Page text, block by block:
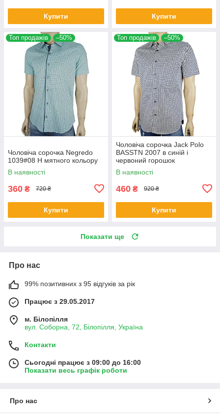
Купити Купити
Топ продажів –50%
Чоловіча сорочка Negredo
1039#08 Н мятного кольору
В наявності
360 ₴ 720 ₴
Купити
Топ продажів –50%
Чоловіча сорочка Jack Polo
BASSTN 2007 в синій і
червоний горошок
В наявності
460 ₴ 920 ₴
Купити
Показати ще
Про нас
99% позитивних з 95 відгуків за рік
Працює з 29.05.2017
м. Білопілля
вул. Соборна, 72, Білопілля, Україна
Контакти
Сьогодні працює з 09:00 до 16:00
Показати весь графік роботи
Про нас